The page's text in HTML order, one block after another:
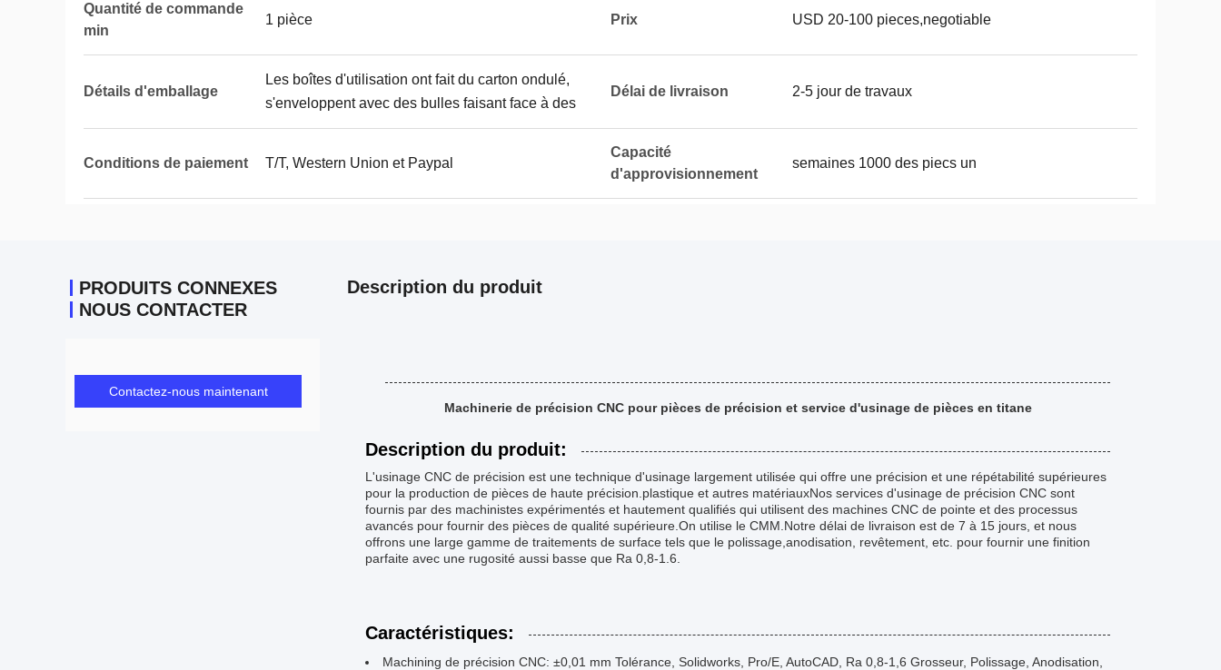
Quantité de commande
min
1 pièce Prix USD 20-100 pieces,negotiable
Détails d'emballage
Les boîtes d'utilisation ont fait du carton ondulé,
s'enveloppent avec des bulles faisant face à des
Délai de livraison 2-5 jour de travaux
Conditions de paiement T/T, Western Union et Paypal
Capacité
d'approvisionnement
semaines 1000 des piecs un
PRODUITS CONNEXES
NOUS CONTACTER
Contactez-nous maintenant
Description du produit
Machinerie de précision CNC pour pièces de précision et service d'usinage de pièces en titane
Description du produit:
L'usinage CNC de précision est une technique d'usinage largement utilisée qui offre une précision et une répétabilité supérieures
pour la production de pièces de haute précision.plastique et autres matériauxNos services d'usinage de précision CNC sont
fournis par des machinistes expérimentés et hautement qualifiés qui utilisent des machines CNC de pointe et des processus
avancés pour fournir des pièces de qualité supérieure.On utilise le CMM.Notre délai de livraison est de 7 à 15 jours, et nous
offrons une large gamme de traitements de surface tels que le polissage,anodisation, revêtement, etc. pour fournir une finition
parfaite avec une rugosité aussi basse que Ra 0,8-1.6.
Caractéristiques:
Machining de précision CNC: ±0,01 mm Tolérance, Solidworks, Pro/E, AutoCAD, Ra 0,8-1,6 Grosseur, Polissage, Anodisation,